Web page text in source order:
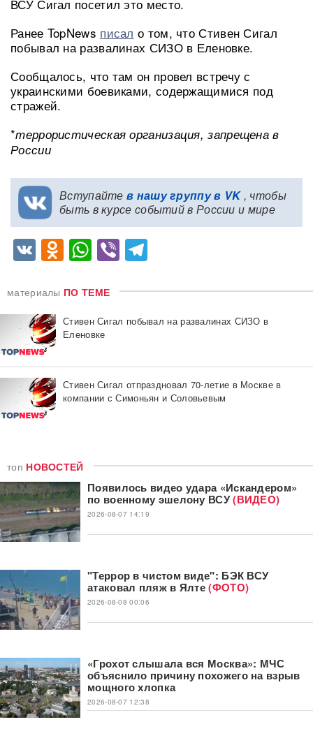
ВСУ Сигал посетил это место.
Ранее TopNews писал о том, что Стивен Сигал
побывал на развалинах СИЗО в Еленовке.
Сообщалось, что там он провел встречу с
украинскими боевиками, содержащимися под
стражей.
*террористическая организация, запрещена в
России
Вступайте в нашу группу в VK, чтобы
быть в курсе событий в России и мире
VKOdnoklassniki
WhatsApp
Viber
материалы ПО ТЕМЕ
Стивен Сигал побывал на развалинах СИЗО в
Еленовке
Стивен Сигал отпраздновал 70-летие в Москве в
компании с Симоньян и Соловьевым
топ НОВОСТЕЙ
Появилось видео удара «Искандером»
по военному эшелону ВСУ(ВИДЕО)
2026-08-07 14:19
"Террор в чистом виде": БЭК ВСУ
атаковал пляж в Ялте(ФОТО)
2026-08-08 00:06
«Грохот слышала вся Москва»: МЧС
объяснило причину похожего на взрыв
мощного хлопка
2026-08-07 12:38